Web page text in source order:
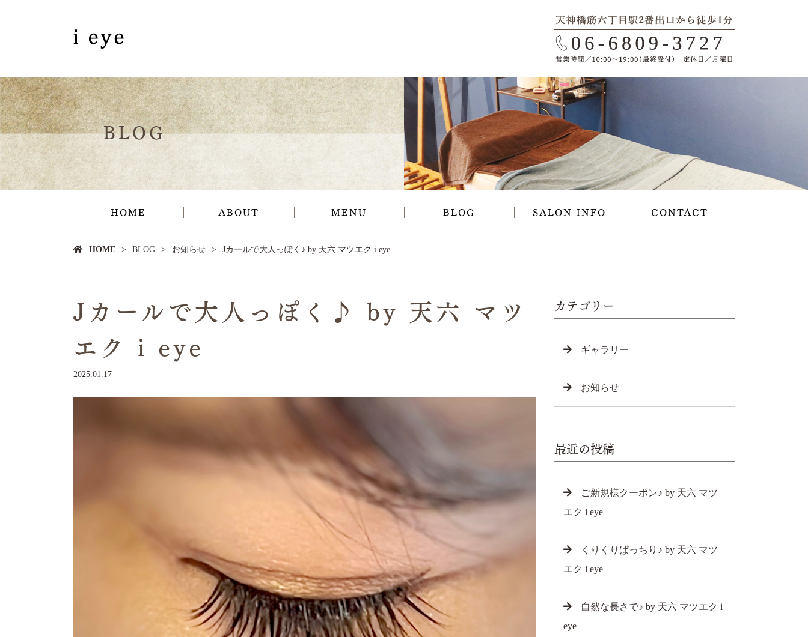
BLOG
HOME ABOUT MENU BLOG SALON INFO CONTACT
HOME BLOG お知らせ Jカールで大人っぽく♪ by 天六 マツエク i eye
Jカールで大人っぽく♪ by 天六 マツ
エク i eye
2025.01.17
カテゴリー
ギャラリー
お知らせ
最近の投稿
ご新規様クーポン♪ by 天六 マツ
エク i eye
くりくりぱっちり♪ by 天六 マツ
エク i eye
自然な長さで♪ by 天六 マツエク i
eye